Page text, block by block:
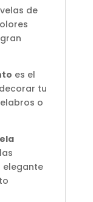
de
es el
tu
o
elegante